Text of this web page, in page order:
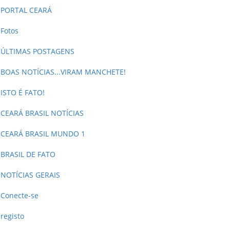
PORTAL CEARÁ
Fotos
ÚLTIMAS POSTAGENS
BOAS NOTÍCIAS...VIRAM MANCHETE!
ISTO É FATO!
CEARÁ BRASIL NOTÍCIAS
CEARÁ BRASIL MUNDO 1
BRASIL DE FATO
NOTÍCIAS GERAIS
Conecte-se
registo